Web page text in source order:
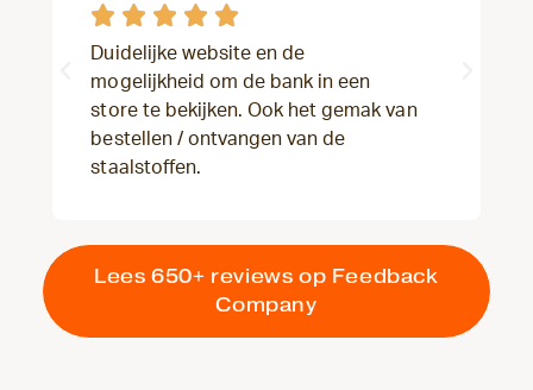
    
Duidelijke website en de
mogelijkheid om de bank in een
store te bekijken. Ook het gemak van
bestellen / ontvangen van de
staalstoffen.
Lees 650+ reviews op Feedback
Company